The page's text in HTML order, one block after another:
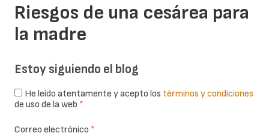
Riesgos de una cesárea para
la madre
Estoy siguiendo el blog
He leído atentamente y acepto los términos y condiciones
de uso de la web *
Correo electrónico *